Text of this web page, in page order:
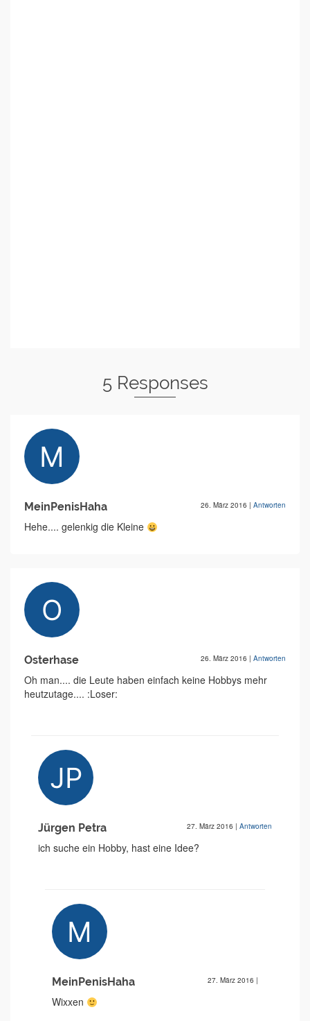
5 Responses
MeinPenisHaha 26. März 2016 | Antworten
Hehe.... gelenkig die Kleine
Osterhase 26. März 2016 | Antworten
Oh man.... die Leute haben einfach keine Hobbys mehr
heutzutage.... :Loser:
Jürgen Petra 27. März 2016 | Antworten
ich suche ein Hobby, hast eine Idee?
MeinPenisHaha 27. März 2016 |
Wixxen